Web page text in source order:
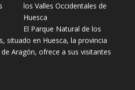
los Valles Occidentales de
Huesca
El Parque Natural de los
situado en Huesca, la provincia
Aragón, ofrece a sus visitantes